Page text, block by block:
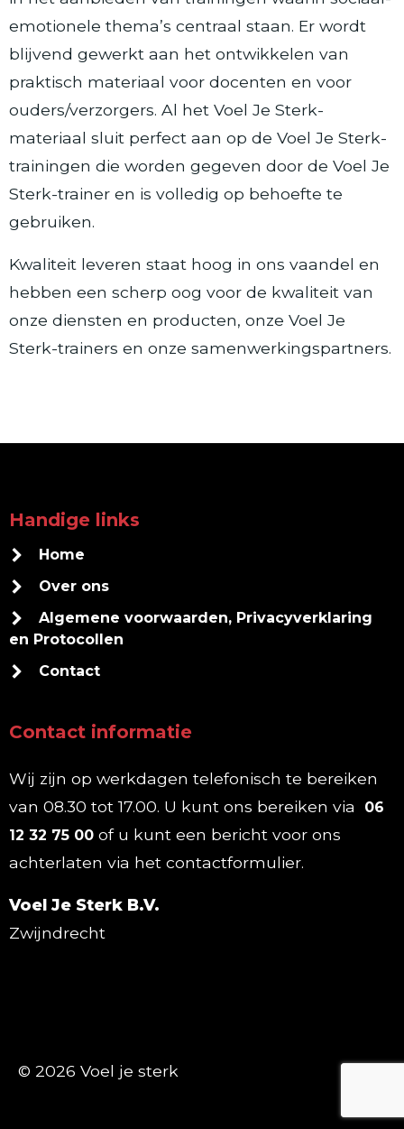
emotionele thema’s centraal staan. Er wordt
blijvend gewerkt aan het ontwikkelen van
praktisch materiaal voor docenten en voor
ouders/verzorgers. Al het Voel Je Sterk-
materiaal sluit perfect aan op de Voel Je Sterk-
trainingen die worden gegeven door de Voel Je
Sterk-trainer en is volledig op behoefte te
gebruiken.
Kwaliteit leveren staat hoog in ons vaandel en
hebben een scherp oog voor de kwaliteit van
onze diensten en producten, onze Voel Je
Sterk-trainers en onze samenwerkingspartners.
Handige links
Home
Over ons
Algemene voorwaarden, Privacyverklaring
en Protocollen
Contact
Contact informatie
Wij zijn op werkdagen telefonisch te bereiken
van 08.30 tot 17.00. U kunt ons bereiken via
06
12 32 75 00 of u kunt een bericht voor ons
achterlaten via het contactformulier.
Voel Je Sterk B.V.
Zwijndrecht
© 2026 Voel je sterk